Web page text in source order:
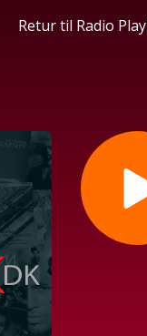
Retur til Radio